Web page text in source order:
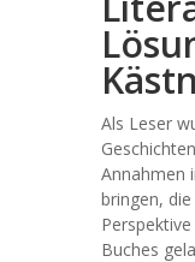
Als Leser
Annahmen
bringen,
Buches